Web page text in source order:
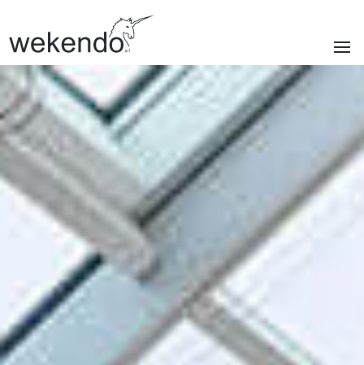
Homepage
Marchi
Servizi
Chi siamo
Realizzazioni
News e blog
Contatti
Privacy policy Cookie policy
ENG